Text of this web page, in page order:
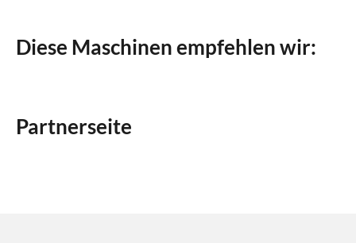
Diese Maschinen empfehlen wir:
Partnerseite